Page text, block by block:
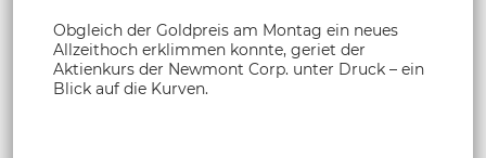
Obgleich der Goldpreis am Montag ein neues
Allzeithoch erklimmen konnte, geriet der
Aktienkurs der Newmont Corp. unter Druck – ein
Blick auf die Kurven.